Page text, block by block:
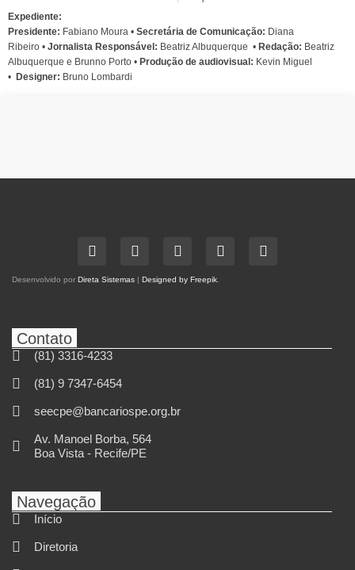
Expediente:
Presidente: Fabiano Moura • Secretária de Comunicação: Diana
Ribeiro • Jornalista Responsável: Beatriz Albuquerque • Redação: Beatriz
Albuquerque e Brunno Porto • Produção de audiovisual: Kevin Miguel
• Designer: Bruno Lombardi
Desenvolvido por Direta Sistemas Designed by Freepik.
Contato
(81) 3316-4233
(81) 9 7347-6454
seecpe@bancariospe.org.br
Av. Manoel Borba, 564
Boa Vista - Recife/PE
Navegação
Início
Diretoria